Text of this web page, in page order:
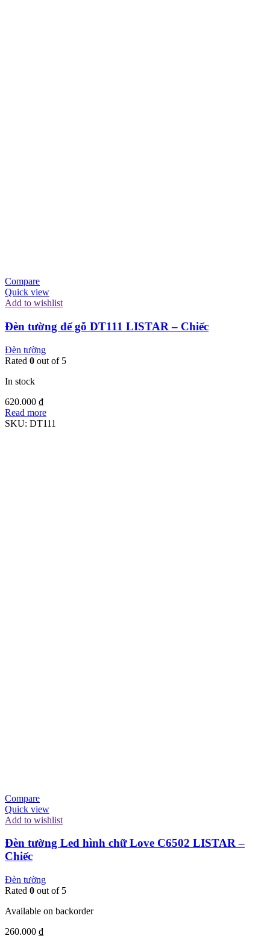
Compare
Quick view
Add to wishlist
Đèn tường đế gỗ DT111 LISTAR – Chiếc
Đèn tường
Rated 0 out of 5
In stock
620.000 ₫
Read more
SKU: DT111
Compare
Quick view
Add to wishlist
Đèn tường Led hình chữ Love C6502 LISTAR –
Chiếc
Đèn tường
Rated 0 out of 5
Available on backorder
260.000 ₫